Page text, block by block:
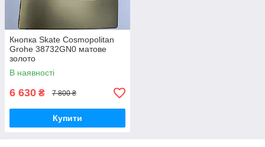
Кнопка Skate Cosmopolitan
Grohe 38732GN0 матове
золото
В наявності
6 630 ₴ 7 800 ₴
Купити